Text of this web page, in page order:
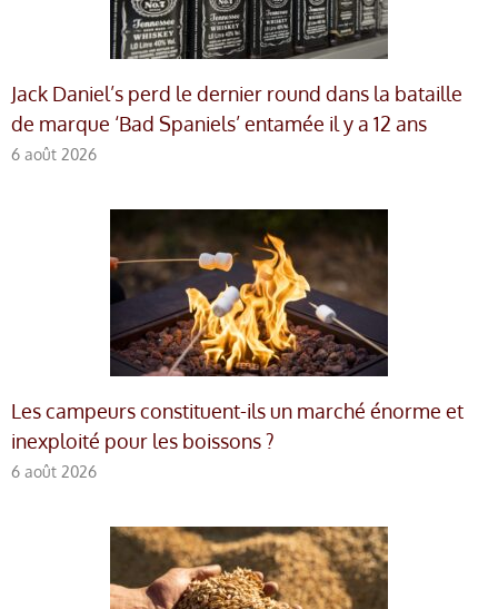
Jack Daniel’s perd le dernier round dans la bataille
de marque ‘Bad Spaniels’ entamée il y a 12 ans
6 août 2026
Les campeurs constituent-ils un marché énorme et
inexploité pour les boissons ?
6 août 2026